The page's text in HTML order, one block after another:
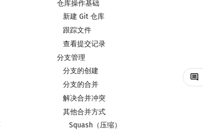
仓库操作基础
新建 Git 仓库
跟踪文件
查看提交记录
分支管理
分支的创建
分支的合并
解决合并冲突
其他合并方式
Squash（压缩）